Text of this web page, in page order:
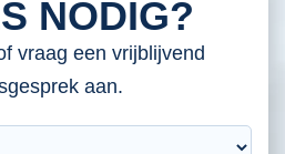
NODIG?
vraag een vrijblijvend
aan.